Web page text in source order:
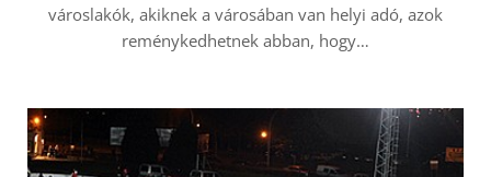
városlakók, akiknek a városában van helyi adó, azok
reménykedhetnek abban, hogy…